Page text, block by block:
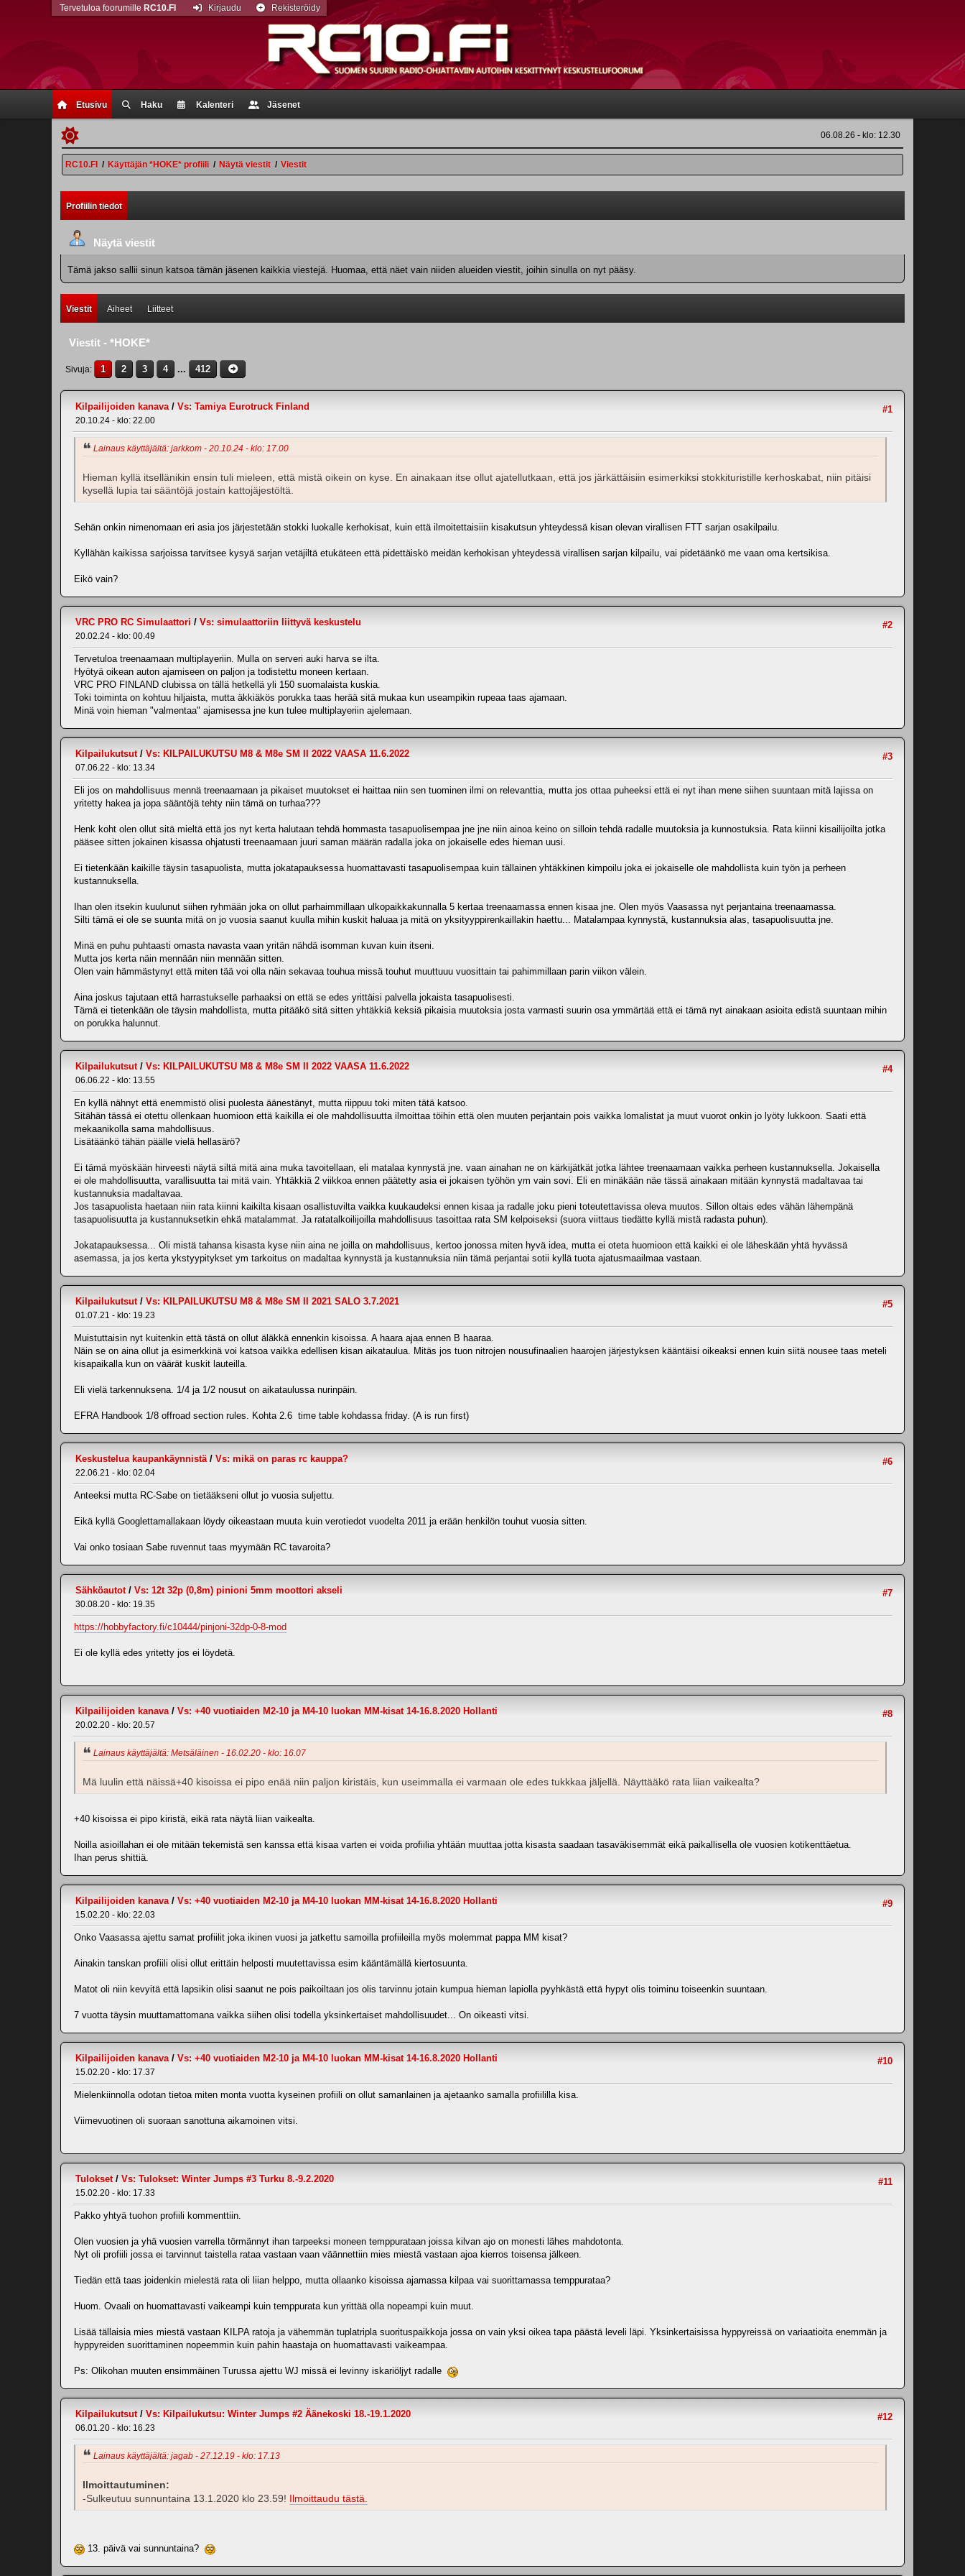
Etusivu Haku Kalenteri Jäsenet
Tervetuloa foorumille RC10.FI Kirjaudu Rekisteröidy
06.08.26 - klo: 12.30
RC10.FI / Käyttäjän *HOKE* profiili / Näytä viestit / Viestit
Profiilin tiedot
Näytä viestit
Tämä jakso sallii sinun katsoa tämän jäsenen kaikkia viestejä. Huomaa, että näet vain niiden alueiden viestit, joihin sinulla on nyt pääsy.
Viestit Aiheet Liitteet
Viestit - *HOKE*
Sivuja 1 2 3 4 ... 412
#1
Kilpailijoiden kanava/ Vs: Tamiya Eurotruck Finland
20.10.24 - klo: 22.00
Lainaus käyttäjältä: jarkkom - 20.10.24 - klo: 17.00
Hieman kyllä itsellänikin ensin tuli mieleen, että mistä oikein on kyse. En ainakaan itse ollut ajatellutkaan, että jos järkättäisiin esimerkiksi stokkituristille kerhoskabat, niin pitäisi
kysellä lupia tai sääntöjä jostain kattojäjestöltä.
Sehän onkin nimenomaan eri asia jos järjestetään stokki luokalle kerhokisat, kuin että ilmoitettaisiin kisakutsun yhteydessä kisan olevan virallisen FTT sarjan osakilpailu.
Kyllähän kaikissa sarjoissa tarvitsee kysyä sarjan vetäjiltä etukäteen että pidettäiskö meidän kerhokisan yhteydessä virallisen sarjan kilpailu, vai pidetäänkö me vaan oma kertsikisa.
Eikö vain?
#2
VRC PRO RC Simulaattori / Vs: simulaattoriin liittyvä keskustelu
20.02.24 - klo: 00.49
Tervetuloa treenaamaan multiplayeriin. Mulla on serveri auki harva se ilta.
Hyötyä oikean auton ajamiseen on paljon ja todistettu moneen kertaan.
VRC PRO FINLAND clubissa on tällä hetkellä yli 150 suomalaista kuskia.
Toki toiminta on kohtuu hiljaista, mutta äkkiäkös porukka taas herää sitä mukaa kun useampikin rupeaa taas ajamaan.
Minä voin hieman "valmentaa" ajamisessa jne kun tulee multiplayeriin ajelemaan.
#3
Kilpailukutsut/ Vs: KILPAILUKUTSU M8 & M8e SM II 2022 VAASA 11.6.2022
07.06.22 - klo: 13.34
Eli jos on mahdollisuus mennä treenaamaan ja pikaiset muutokset ei haittaa niin sen tuominen ilmi on relevanttia, mutta jos ottaa puheeksi että ei nyt ihan mene siihen suuntaan mitä lajissa on
yritetty hakea ja jopa sääntöjä tehty niin tämä on turhaa???
Henk koht olen ollut sitä mieltä että jos nyt kerta halutaan tehdä hommasta tasapuolisempaa jne jne niin ainoa keino on silloin tehdä radalle muutoksia ja kunnostuksia. Rata kiinni kisailijoilta jotka
pääsee sitten jokainen kisassa ohjatusti treenaamaan juuri saman määrän radalla joka on jokaiselle edes hieman uusi.
Ei tietenkään kaikille täysin tasapuolista, mutta jokatapauksessa huomattavasti tasapuolisempaa kuin tällainen yhtäkkinen kimpoilu joka ei jokaiselle ole mahdollista kuin työn ja perheen
kustannuksella.
Ihan olen itsekin kuulunut siihen ryhmään joka on ollut parhaimmillaan ulkopaikkakunnalla 5 kertaa treenaamassa ennen kisaa jne. Olen myös Vaasassa nyt perjantaina treenaamassa.
Silti tämä ei ole se suunta mitä on jo vuosia saanut kuulla mihin kuskit haluaa ja mitä on yksityyppirenkaillakin haettu... Matalampaa kynnystä, kustannuksia alas, tasapuolisuutta jne.
Minä en puhu puhtaasti omasta navasta vaan yritän nähdä isomman kuvan kuin itseni.
Mutta jos kerta näin mennään niin mennään sitten.
Olen vain hämmästynyt että miten tää voi olla näin sekavaa touhua missä touhut muuttuuu vuosittain tai pahimmillaan parin viikon välein.
Aina joskus tajutaan että harrastukselle parhaaksi on että se edes yrittäisi palvella jokaista tasapuolisesti.
Tämä ei tietenkään ole täysin mahdollista, mutta pitääkö sitä sitten yhtäkkiä keksiä pikaisia muutoksia josta varmasti suurin osa ymmärtää että ei tämä nyt ainakaan asioita edistä suuntaan mihin
on porukka halunnut.
#4
Kilpailukutsut/ Vs: KILPAILUKUTSU M8 & M8e SM II 2022 VAASA 11.6.2022
06.06.22 - klo: 13.55
En kyllä nähnyt että enemmistö olisi puolesta äänestänyt, mutta riippuu toki miten tätä katsoo.
Sitähän tässä ei otettu ollenkaan huomioon että kaikilla ei ole mahdollisuutta ilmoittaa töihin että olen muuten perjantain pois vaikka lomalistat ja muut vuorot onkin jo lyöty lukkoon. Saati että
mekaanikolla sama mahdollisuus.
Lisätäänkö tähän päälle vielä hellasärö?
Ei tämä myöskään hirveesti näytä siltä mitä aina muka tavoitellaan, eli matalaa kynnystä jne. vaan ainahan ne on kärkijätkät jotka lähtee treenaamaan vaikka perheen kustannuksella. Jokaisella
ei ole mahdollisuutta, varallisuutta tai mitä vain. Yhtäkkiä 2 viikkoa ennen päätetty asia ei jokaisen työhön ym vain sovi. Eli en minäkään näe tässä ainakaan mitään kynnystä madaltavaa tai
kustannuksia madaltavaa.
Jos tasapuolista haetaan niin rata kiinni kaikilta kisaan osallistuvilta vaikka kuukaudeksi ennen kisaa ja radalle joku pieni toteutettavissa oleva muutos. Sillon oltais edes vähän lähempänä
tasapuolisuutta ja kustannuksetkin ehkä matalammat. Ja ratatalkoilijoilla mahdollisuus tasoittaa rata SM kelpoiseksi (suora viittaus tiedätte kyllä mistä radasta puhun).
Jokatapauksessa... Oli mistä tahansa kisasta kyse niin aina ne joilla on mahdollisuus, kertoo jonossa miten hyvä idea, mutta ei oteta huomioon että kaikki ei ole läheskään yhtä hyvässä
asemassa, ja jos kerta ykstyypitykset ym tarkoitus on madaltaa kynnystä ja kustannuksia niin tämä perjantai sotii kyllä tuota ajatusmaailmaa vastaan.
#5
Kilpailukutsut/ Vs: KILPAILUKUTSU M8 & M8e SM II 2021 SALO 3.7.2021
01.07.21 - klo: 19.23
Muistuttaisin nyt kuitenkin että tästä on ollut äläkkä ennenkin kisoissa. A haara ajaa ennen B haaraa.
Näin se on aina ollut ja esimerkkinä voi katsoa vaikka edellisen kisan aikataulua. Mitäs jos tuon nitrojen nousufinaalien haarojen järjestyksen kääntäisi oikeaksi ennen kuin siitä nousee taas meteli
kisapaikalla kun on väärät kuskit lauteilla.
Eli vielä tarkennuksena. 1/4 ja 1/2 nousut on aikataulussa nurinpäin.
EFRA Handbook 1/8 offroad section rules. Kohta 2.6 time table kohdassa friday. (A is run first)
#6
Keskustelua kaupankäynnistä / Vs: mikä on paras rc kauppa?
22.06.21 - klo: 02.04
Anteeksi mutta RC-Sabe on tietääkseni ollut jo vuosia suljettu.
Eikä kyllä Googlettamallakaan löydy oikeastaan muuta kuin verotiedot vuodelta 2011 ja erään henkilön touhut vuosia sitten.
Vai onko tosiaan Sabe ruvennut taas myymään RC tavaroita?
#7
Sähköautot/ Vs: 12t 32p (0,8m) pinioni 5mm moottori akseli
30.08.20 - klo: 19.35
https://hobbyfactory.fi/c10444/pinjoni-32dp-0-8-mod
Ei ole kyllä edes yritetty jos ei löydetä.
#8
Kilpailijoiden kanava / Vs: +40 vuotiaiden M2-10 ja M4-10 luokan MM-kisat 14-16.8.2020 Hollanti
20.02.20 - klo: 20.57
Lainaus käyttäjältä: Metsäläinen - 16.02.20 - klo: 16.07
Mä luulin että näissä+40 kisoissa ei pipo enää niin paljon kiristäis, kun useimmalla ei varmaan ole edes tukkkaa jäljellä. Näyttääkö rata liian vaikealta?
+40 kisoissa ei pipo kiristä, eikä rata näytä liian vaikealta.
Noilla asioillahan ei ole mitään tekemistä sen kanssa että kisaa varten ei voida profiilia yhtään muuttaa jotta kisasta saadaan tasaväkisemmät eikä paikallisella ole vuosien kotikenttäetua.
Ihan perus shittiä.
#9
Kilpailijoiden kanava / Vs: +40 vuotiaiden M2-10 ja M4-10 luokan MM-kisat 14-16.8.2020 Hollanti
15.02.20 - klo: 22.03
Onko Vaasassa ajettu samat profiilit joka ikinen vuosi ja jatkettu samoilla profiileilla myös molemmat pappa MM kisat?
Ainakin tanskan profiili olisi ollut erittäin helposti muutettavissa esim kääntämällä kiertosuunta.
Matot oli niin kevyitä että lapsikin olisi saanut ne pois paikoiltaan jos olis tarvinnu jotain kumpua hieman lapiolla pyyhkästä että hypyt olis toiminu toiseenkin suuntaan.
7 vuotta täysin muuttamattomana vaikka siihen olisi todella yksinkertaiset mahdollisuudet... On oikeasti vitsi.
#10
Kilpailijoiden kanava / Vs: +40 vuotiaiden M2-10 ja M4-10 luokan MM-kisat 14-16.8.2020 Hollanti
15.02.20 - klo: 17.37
Mielenkiinnolla odotan tietoa miten monta vuotta kyseinen profiili on ollut samanlainen ja ajetaanko samalla profiililla kisa.
Viimevuotinen oli suoraan sanottuna aikamoinen vitsi.
#11
Tulokset/ Vs: Tulokset: Winter Jumps #3 Turku 8.-9.2.2020
15.02.20 - klo: 17.33
Pakko yhtyä tuohon profiili kommenttiin.
Olen vuosien ja yhä vuosien varrella törmännyt ihan tarpeeksi moneen temppurataan joissa kilvan ajo on monesti lähes mahdotonta.
Nyt oli profiili jossa ei tarvinnut taistella rataa vastaan vaan väännettiin mies miestä vastaan ajoa kierros toisensa jälkeen.
Tiedän että taas joidenkin mielestä rata oli liian helppo, mutta ollaanko kisoissa ajamassa kilpaa vai suorittamassa temppurataa?
Huom. Ovaali on huomattavasti vaikeampi kuin temppurata kun yrittää olla nopeampi kuin muut.
Lisää tällaisia mies miestä vastaan KILPA ratoja ja vähemmän tuplatripla suorituspaikkoja jossa on vain yksi oikea tapa päästä leveli läpi. Yksinkertaisissa hyppyreissä on variaatioita enemmän ja
hyppyreiden suorittaminen nopeemmin kuin pahin haastaja on huomattavasti vaikeampaa.
Ps: Olikohan muuten ensimmäinen Turussa ajettu WJ missä ei levinny iskariöljyt radalle
#12
Kilpailukutsut/ Vs: Kilpailukutsu: Winter Jumps #2 Äänekoski 18.-19.1.2020
06.01.20 - klo: 16.23
Lainaus käyttäjältä: jagab - 27.12.19 - klo: 17.13
Ilmoittautuminen:
-Sulkeutuu sunnuntaina 13.1.2020 klo 23.59!
Ilmoittaudu tästä.
13. päivä vai sunnuntaina?